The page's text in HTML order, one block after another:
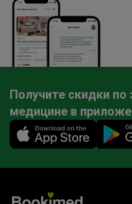
Получите скидки по
медицине в
Mobile app illustration